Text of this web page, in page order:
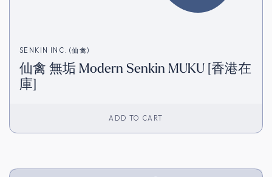
SENKIN INC. (仙禽)
仙禽 無垢 Modern Senkin MUKU [香港在
庫]
ADD TO CART